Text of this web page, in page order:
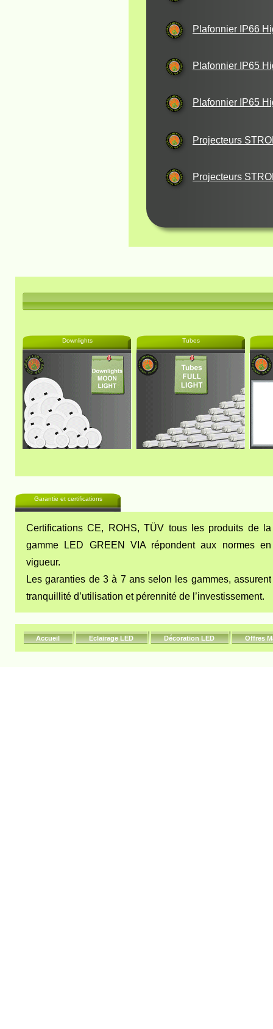
Accueil Eclairage LED Décoration LED Offres
Garantie et certifications
Certifications CE, ROHS, TÜV tous les produits de la
gamme LED GREEN VIA répondent aux normes en
vigueur.
Les garanties de 3 à 7 ans selon les gammes, assurent
tranquillité d’utilisation et pérennité de l’investissement.
Downlights Tubes
Plafonnier IP66
Plafonnier IP65
Plafonnier IP65
Projecteurs
Projecteurs